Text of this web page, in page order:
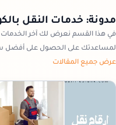
مدونة: خدمات النقل
في هذا القسم نعرض لك آخر
لمساعدتك على الحصول على أفضل
عرض جميع المقالات